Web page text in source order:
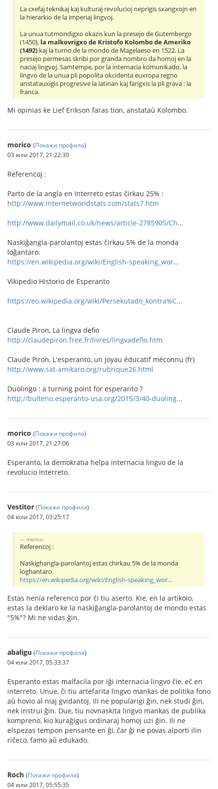
La cxefaj teknikaj kaj kulturaj revolucioj neprigis sxangxojn en
la hierarkio de la imperiaj lingvoj.
La unua tutmondigxo okazis kun la presejo de Gutembergo
(1450), la malkovrigxo de Kristofo Kolombo de Ameriko
(1492) kaj la turno de la mondo de Magelaeso en 1522. La
presejo permesas skribi por granda nombro da homoj en la
naciaj lingvoj. Samtempe, por la internacia komunikado, la
lingvo de la unua pli popolita okcidenta euxropa regno
anstatauxigis progresive la latinan kaj farigxis la pli grava : la
franca.
Mi opinias ke Lief Erikson faras tion, anstataŭ Kolombo.
morico (Покажи профила)
03 юли 2017, 21:22:30
Referencoj :
Parto de la angla en Interreto estas ĉirkau 25% :
http://www.internetworldstats.com/stats7.htm
http://www.dailymail.co.uk/news/article-2785905/Ch...
Naskiĝangla-parolantoj estas ĉirkau 5% de la monda
loĝantaro.
https://en.wikipedia.org/wiki/English-speaking_wor...
Vikipedio Historio de Esperanto
https://eo.wikipedia.org/wiki/Persekutado_kontra%C...
Claude Piron, La lingva defio
http://claudepiron.free.fr/livres/lingvadefio.htm
Claude Piron, L'esperanto, un joyau éducatif méconnu (fr)
http://www.sat-amikaro.org/rubrique26.html
Duolingo : a turning point for esperanto ?
http://bulteno.esperanto-usa.org/2015/3/40-duoling...
morico (Покажи профила)
03 юли 2017, 21:27:06
Esperanto, la demokratia helpa internacia lingvo de la
revolucio Interreto.
Vestitor (Покажи профила)
04 юли 2017, 03:25:17
morico:
Referencoj :
Naskighangla-parolantoj estas chirkau 5% de la monda
loghantaro.
https://en.wikipedia.org/wiki/English-speaking_wor...
Estas nenia referenco por ĉi tiu aserto. Kie, en la artikolo,
estas la deklaro ke la naskiĝangla-parolantoj de mondo estas
"5%"? Mi ne vidas ĝin.
abaligu (Покажи профила)
04 юли 2017, 05:33:37
Esperanto estas malfacila por iĝi internacia lingvo ĉie, eĉ en
interreto. Unue, ĉi tiu artefarita lingvo mankas de politika fono
aŭ hovio al niaj gvidantoj. Ili ne popularigi ĝin, nek studi ĝin,
nek instrui ĝin. Due, tiu novnaskita lingvo mankas de publika
kompreno, kio kuraĝigus ordinaraj homoj uzi ĝin. Ili ne
elspezas tempon pensante en ĝi, ĉar ĝi ne povas alporti ilin
riĉeco, famo aŭ edukado.
Roch (Покажи профила)
04 юли 2017, 05:55:35